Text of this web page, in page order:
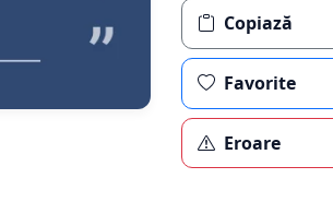
Copiază
Favorite
Eroare